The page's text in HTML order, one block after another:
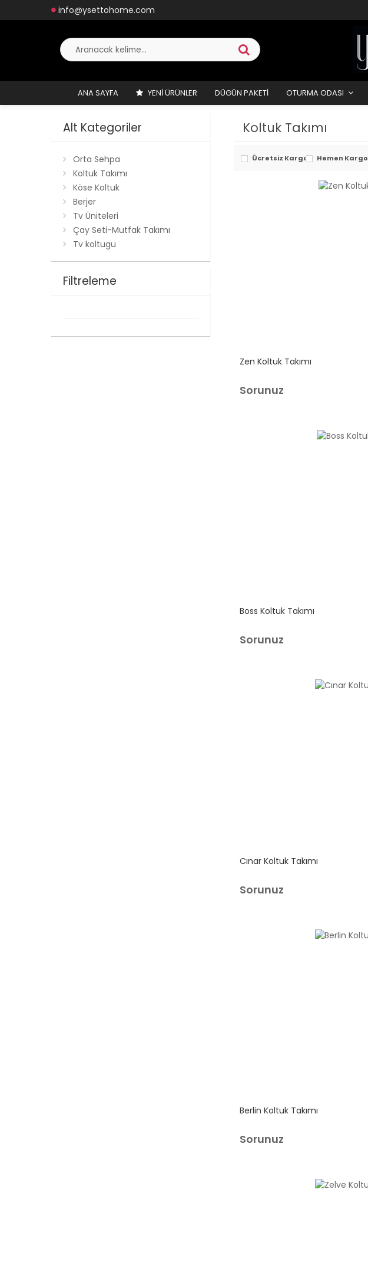
info@ysettohome.com
ANA SAYFA YENI ÜRÜNLER DÜGÜN PAKETİ OTURMA ODASI
Alt Kategoriler
Orta Sehpa
Koltuk Takımı
Köse Koltuk
Berjer
Tv Üniteleri
Çay Seti-Mutfak Takımı
Tv koltugu
Filtreleme
Koltuk Takımı
Ücretsiz Kargo Hemen Kargo
Zen Koltuk Takımı
Sorunuz
Boss Koltuk Takımı
Sorunuz
Cınar Koltuk Takımı
Sorunuz
Berlin Koltuk Takımı
Sorunuz